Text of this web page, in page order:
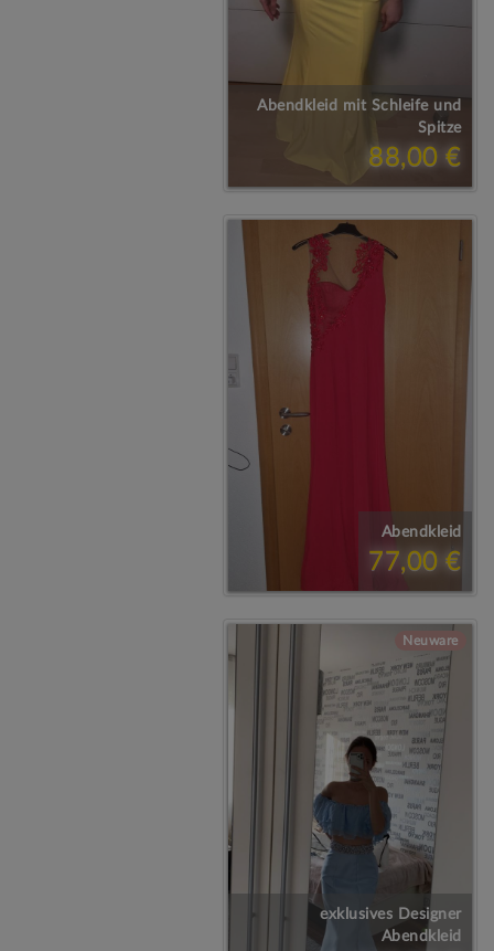
Abendkleid mit Schleife und
Spitze
88,00 €
Abendkleid
77,00 €
exklusives Designer
Abendkleid
Neuware